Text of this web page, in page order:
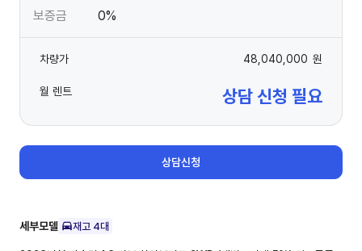
보증금
0%
차량가 48,040,000 원
월 렌트 상담 신청 필요
상담신청
세부모델 재고 4대